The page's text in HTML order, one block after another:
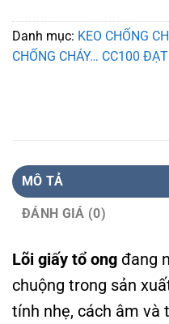
Danh mục: KEO CHỐNG
CHỐNG CHÁY… CC100
MÔ TẢ
ĐÁNH GIÁ (0)
Lõi giấy tổ ong đang
chuộng trong sản
tính nhẹ, cách âm và